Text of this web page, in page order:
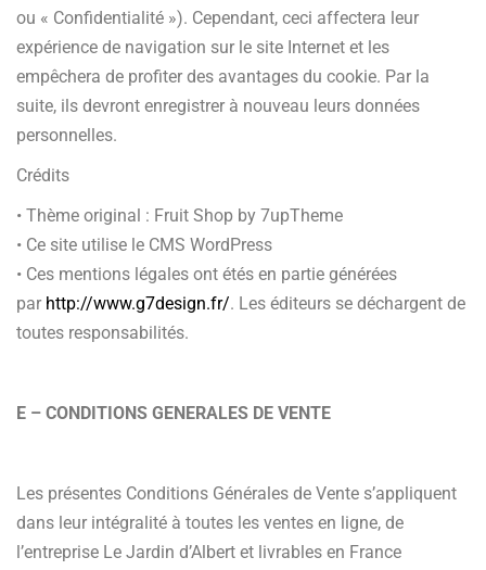
ou « Confidentialité »). Cependant, ceci affectera leur
expérience de navigation sur le site Internet et les
empêchera de profiter des avantages du cookie. Par la
suite, ils devront enregistrer à nouveau leurs données
personnelles.
Crédits
• Thème original : Fruit Shop by 7upTheme
• Ce site utilise le CMS WordPress
• Ces mentions légales ont étés en partie générées
par http://www.g7design.fr/. Les éditeurs se déchargent de
toutes responsabilités.
E – CONDITIONS GENERALES DE VENTE
Les présentes Conditions Générales de Vente s’appliquent
dans leur intégralité à toutes les ventes en ligne, de
l’entreprise Le Jardin d’Albert et livrables en France